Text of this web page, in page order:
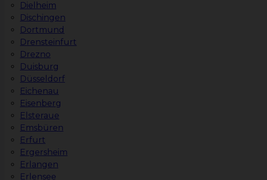
Dielheim
Dischingen
Dortmund
Drensteinfurt
Drezno
Duisburg
Düsseldorf
Eichenau
Eisenberg
Elsteraue
Emsbüren
Erfurt
Ergersheim
Erlangen
Erlensee